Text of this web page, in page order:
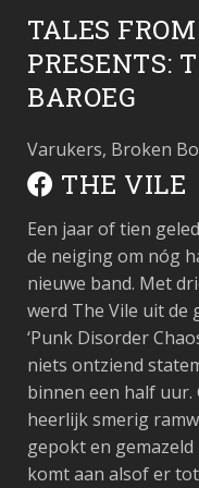
TALES
PRESENTS:
BAROEG
Varukers, Broken
THE VILE
Een jaar of tien
de neiging om nóg
nieuwe band. Met
werd The Vile uit de
‘Punk Disorder
niets ontziend
binnen een half uur.
heerlijk smerig
gepokt en
komt aan alsof er